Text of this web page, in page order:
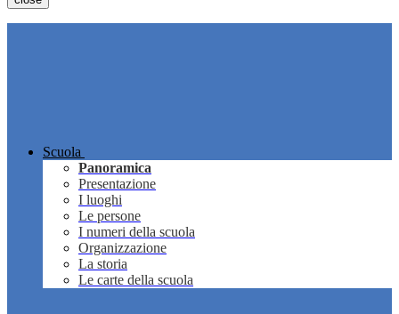
Scuola
Panoramica
Presentazione
I luoghi
Le persone
I numeri della scuola
Organizzazione
La storia
Le carte della scuola